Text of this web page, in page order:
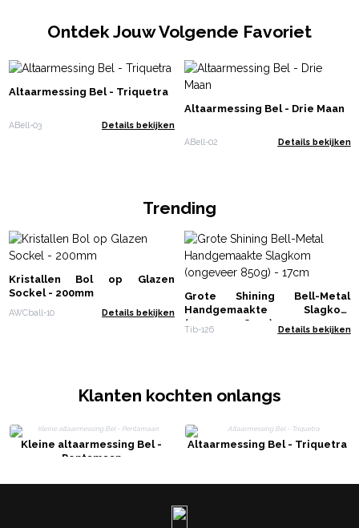
Ontdek Jouw Volgende Favoriet
Altaarmessing Bel - Triquetra
ABell-03 Details bekijken
Altaarmessing Bel - Drie Maan
ABell-02 Details bekijken
Trending
Kristallen Bol op Glazen
Sockel - 200mm
AWCball-10 Details bekijken
Grote Shining Bell-Metal
Handgemaakte Slagkom
(ongeveer 850g) - 17cm
Tib-126 Details bekijken
Klanten kochten onlangs
Kleine altaarmessing Bel -
Pentamaan
Altaarmessing Bel - Triquetra